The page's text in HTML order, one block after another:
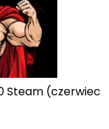
Steam (czerwiec